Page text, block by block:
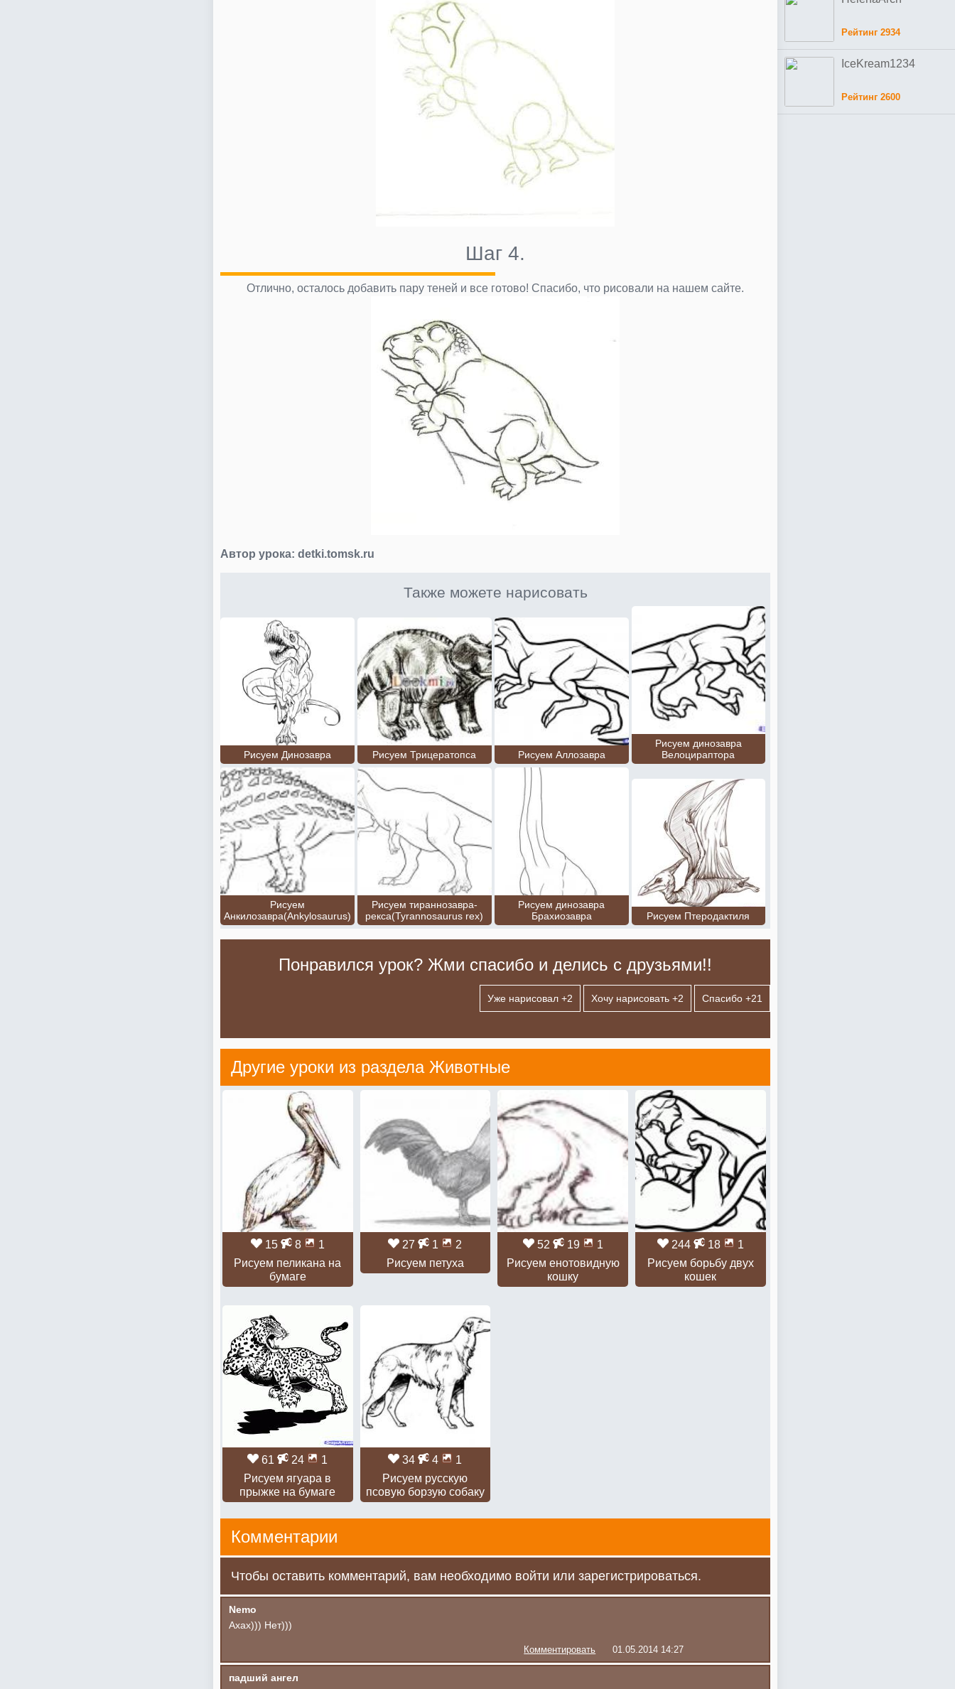
Шаг 4.
Отлично, осталось добавить пару теней и все готово! Спасибо, что рисовали на нашем сайте.
Автор урока: detki.tomsk.ru
Также можете нарисовать
Рисуем Динозавра Рисуем Трицератопса Рисуем Аллозавра
Рисуем динозавра
Велоцираптора
Рисуем
Анкилозавра(Ankylosaurus)
Рисуем тираннозавра-
рекса(Tyrannosaurus rex)
Рисуем динозавра
Брахиозавра
Рисуем Птеродактиля
Понравился урок? Жми спасибо и делись с друзьями!!
Уже нарисовал +2 Хочу нарисовать +2 Спасибо +21
Другие уроки из раздела Животные
15 8
1
Рисуем пеликана на
бумаге
27 1
2
Рисуем петуха
52 19
1
Рисуем енотовидную
кошку
244 18
1
Рисуем борьбу двух
кошек
61 24
1
Рисуем ягуара в
прыжке на бумаге
34 4
1
Рисуем русскую
псовую борзую собаку
Комментарии
Чтобы оставить комментарий, вам необходимо войти или зарегистрироваться.
Nemo
Ахах))) Нет)))
Комментировать 01.05.2014 14:27
падший ангел
Рейтинг 2934
IceKream1234
Рейтинг 2600